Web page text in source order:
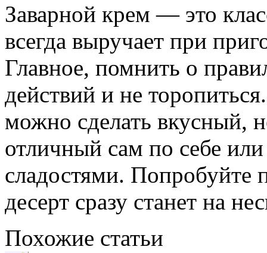
Заварной крем — это
всегда выручает при
Главное, помнить о
действий и не
можно сделать вкусный,
отличный сам по себе
сладостями. Попробуйте
десерт сразу станет на
Похожие статьи